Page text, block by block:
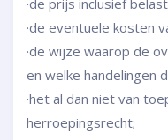
·de prijs inclusief
·de eventuele kosten
·de wijze waarop de
en welke handelingen
·het al dan niet van
herroepingsrecht;